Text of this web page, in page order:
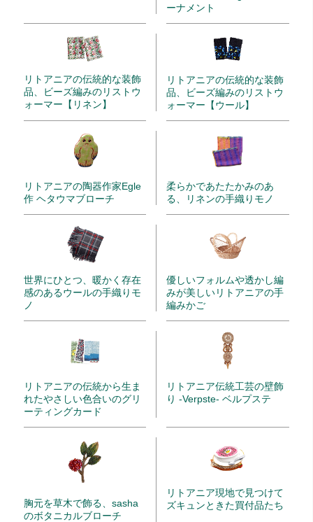
ーナメント
リトアニアの伝統的な装飾
品、ビーズ編みのリストウ
ォーマー【リネン】
リトアニアの伝統的な装飾
品、ビーズ編みのリストウ
ォーマー【ウール】
リトアニアの陶器作家Egle
作 ヘタウマブローチ
柔らかであたたかみのあ
る、リネンの手織りモノ
世界にひとつ、暖かく存在
感のあるウールの手織りモ
ノ
優しいフォルムや透かし編
みが美しいリトアニアの手
編みかご
リトアニアの伝統から生ま
れたやさしい色合いのグリ
ーティングカード
リトアニア伝統工芸の壁飾
り -Verpste- ベルプステ
胸元を草木で飾る、sasha
のボタニカルブローチ
リトアニア現地で見つけて
ズキュンときた買付品たち